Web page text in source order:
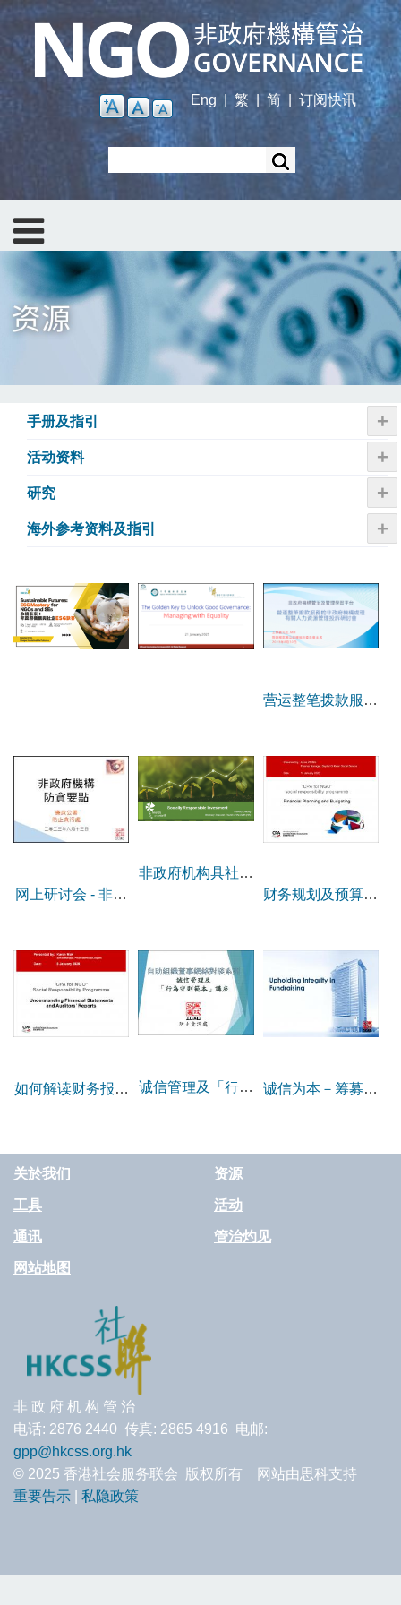
Skip
main
content
Eng
繁 | 简 订阅快讯
手册及指引 +
活动资​​料 +
研究 +
海外参考资料及指引 +
营运整笔拨款服务
投诉研讨会
网上研讨会 - 非政
非政府机构具社会
财务规划及预算制
如何解读财务报表
诚信管理及「行为
诚信为本－筹募有
关於我们 资源
工具 活动
通讯 管治灼见
网站地图
非 政 府 机 构 管 治
电话: 2876 2440 传真: 2865 4916 电邮:
gpp@hkcss.org.hk
© 2025 香港社会服务联会 版权所有 网站由思科支持
重要告示
私隐政策